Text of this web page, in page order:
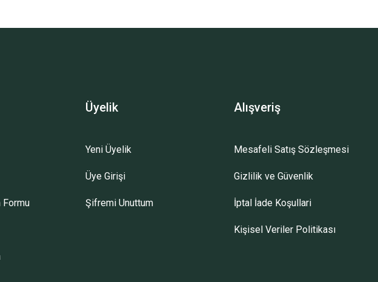
Formu
Üyelik
Yeni Üyelik
Üye Girişi
Şifremi Unuttum
Alışveriş
Mesafeli Satış Sözleşmesi
Gizlilik ve Güvenlik
İptal İade Koşullari
Kişisel Veriler Politikası